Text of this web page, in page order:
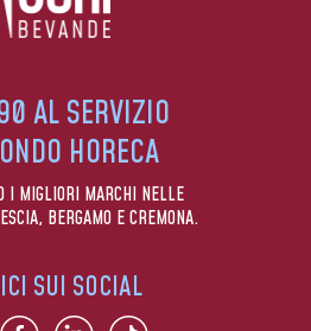
AL SERVIZIO
HORECA
I MIGLIORI MARCHI NELLE
BERGAMO E CREMONA.
SUI SOCIAL